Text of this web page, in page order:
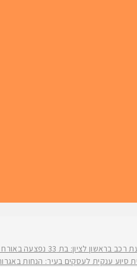
בראשון לציון: בת 33 נפצעה באורח בינוני ברחוב ירושלים
סיוע ענקית לעסקים בעיר: הנחות